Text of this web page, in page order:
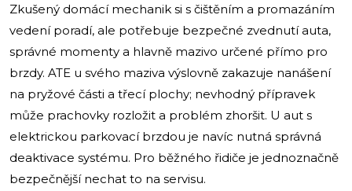
Zkušený domácí mechanik si s čištěním a promazáním
vedení poradí, ale potřebuje bezpečné zvednutí auta,
správné momenty a hlavně mazivo určené přímo pro
brzdy. ATE u svého maziva výslovně zakazuje nanášení
na pryžové části a třecí plochy; nevhodný přípravek
může prachovky rozložit a problém zhoršit. U aut s
elektrickou parkovací brzdou je navíc nutná správná
deaktivace systému. Pro běžného řidiče je jednoznačně
bezpečnější nechat to na servisu.